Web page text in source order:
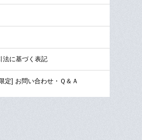
法に基づく表記
定] お問い合わせ・Ｑ＆Ａ